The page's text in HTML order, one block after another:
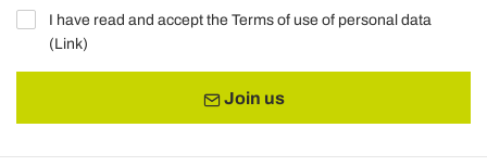
I have read and accept the Terms of use of personal data
(Link)
Join us